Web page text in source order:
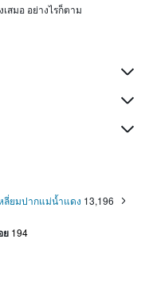
สมอ อย่างไรก็ตาม
ลี่ยมปากแม่น้ำแดง 13,196
ย 194